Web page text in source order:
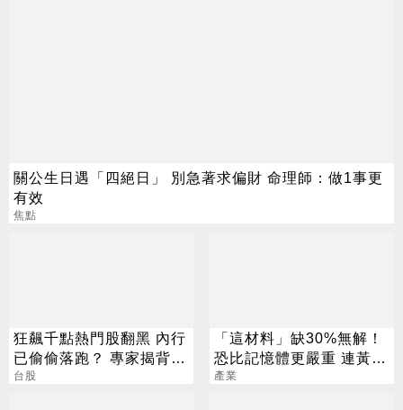
關公生日遇「四絕日」 別急著求偏財 命理師：做1事更
有效
焦點
狂飆千點熱門股翻黑 內行
已偷偷落跑？ 專家揭背後
警訊
台股
「這材料」缺30%無解！
恐比記憶體更嚴重 連黃仁
勳都掏錢秒訂
產業